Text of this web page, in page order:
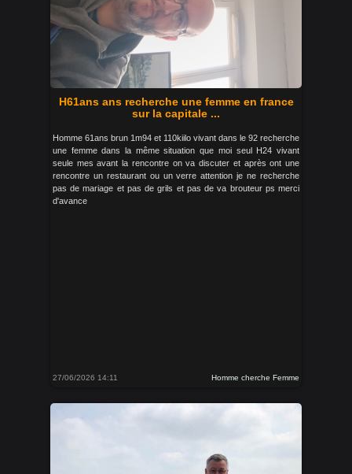
H61ans ans recherche une femme en france
sur la capitale ...
Homme 61ans brun 1m94 et 110kiilo vivant dans le 92 recherche
une femme dans la même situation que moi seul H24 vivant
seule mes avant la rencontre on va discuter et après ont une
rencontre un restaurant ou un verre attention je ne recherche
pas de mariage et pas de grils et pas de va brouteur ps merci
d'avance
27/06/2026 14:11 Homme cherche Femme